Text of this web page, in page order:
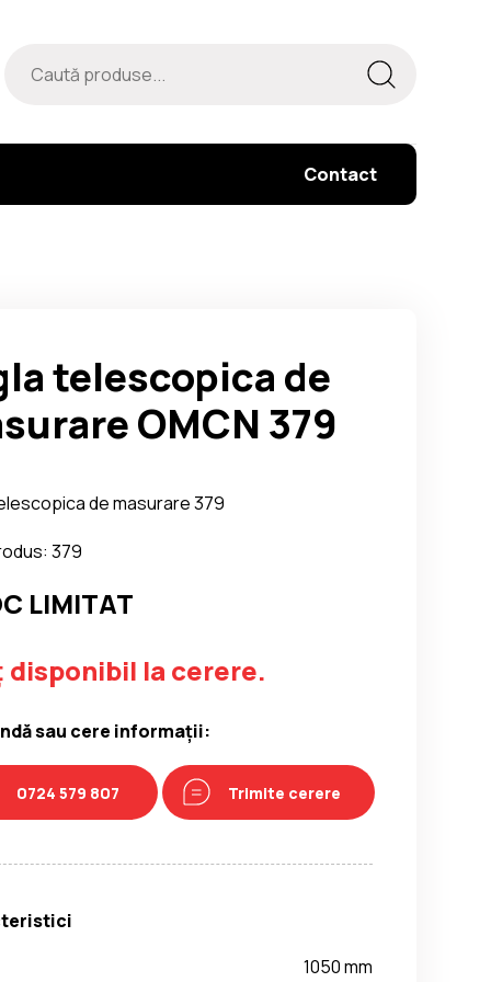
Contact
telescopica de
OMCN 379
de masurare 379
379
LIMITAT
disponibil la cerere.
sau cere informații:
0724 579 807 Trimite cerere
1050 mm